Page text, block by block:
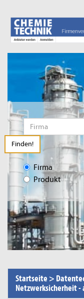
Finden!
Firma
Produkt
Startseite >
Netzwerksicherheit -